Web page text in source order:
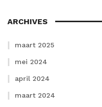
ARCHIVES
maart 2025
mei 2024
april 2024
maart 2024